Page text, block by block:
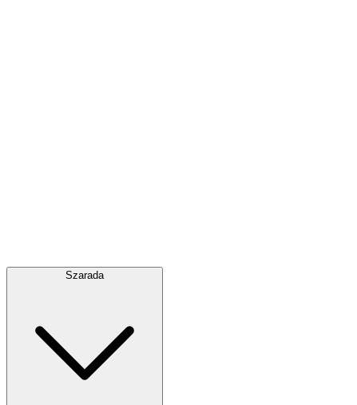
Szarada